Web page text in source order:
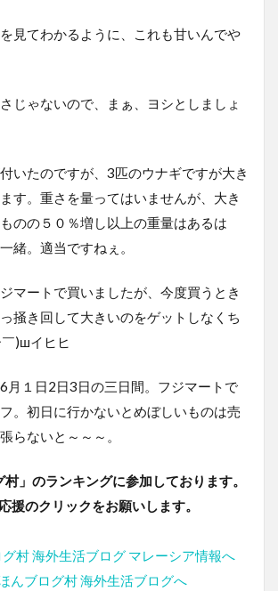
見てわかるように、これも甘いんでや
じゃないので、まぁ、ヨシとしましょ
いたのですが、3匹のウナギですが大き
す。重さを量ってはいませんが、大き
のの５０％増し以上の重量はあるは
緒。適当ですねぇ。
マートで買いましたが、今度買うとき
掻き回して大きいのをゲットしなくち
)шイヒヒ
月１日2日3日の三日間。フジマートで
。初日に行かないとめぼしいものは売
らないと～～～。
村」のランキングに参加しております。
援のクリックをお願いします。